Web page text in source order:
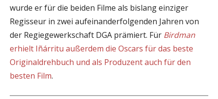
wurde er für die beiden Filme als bislang einziger
Regisseur in zwei aufeinanderfolgenden Jahren von
der Regiegewerkschaft DGA prämiert. Für Birdman
erhielt Iñárritu außerdem die Oscars für das beste
Originaldrehbuch und als Produzent auch für den
besten Film.